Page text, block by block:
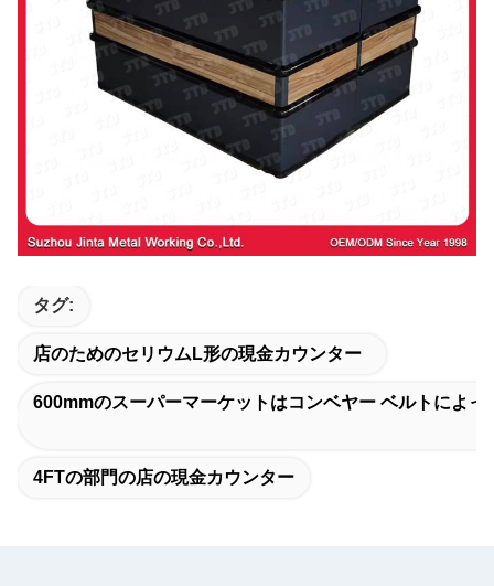
タグ:
店のためのセリウムl形の現金カウンター
600mmのスーパーマーケットはコンベヤー ベルトによ
4FTの部門の店の現金カウンター